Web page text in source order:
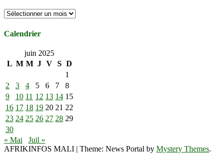
Archives
Calendrier
juin 2025
L M M J V S D
1
2
3 4 5 6 7
8
9
10 11 12 13 14 15
16 17 18 19 20 21 22
23 24 25 26 27 28 29
30
« Mai
Juil »
AFRIKINFOS MALI | Theme: News Portal by Mystery Themes.